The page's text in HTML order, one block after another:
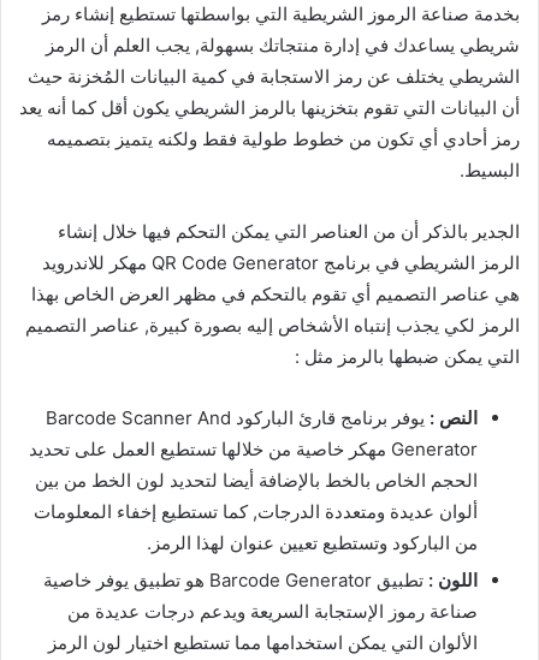
بخدمة صناعة الرموز الشريطية التي بواسطتها تستطيع إنشاء رمز
شريطي يساعدك في إدارة منتجاتك بسهولة, يجب العلم أن الرمز
الشريطي يختلف عن رمز الاستجابة في كمية البيانات المُخزنة حيث
أن البيانات التي تقوم بتخزينها بالرمز الشريطي يكون أقل كما أنه يعد
رمز أحادي أي تكون من خطوط طولية فقط ولكنه يتميز بتصميمه
البسيط.
الجدير بالذكر أن من العناصر التي يمكن التحكم فيها خلال إنشاء
الرمز الشريطي في برنامج QR Code Generator مهكر للاندرويد
هي عناصر التصميم أي تقوم بالتحكم في مظهر العرض الخاص بهذا
الرمز لكي يجذب إنتباه الأشخاص إليه بصورة كبيرة, عناصر التصميم
التي يمكن ضبطها بالرمز مثل :
النص :
يوفر برنامج قارئ الباركود Barcode Scanner And
Generator مهكر خاصية من خلالها تستطيع العمل على تحديد
الحجم الخاص بالخط بالإضافة أيضا لتحديد لون الخط من بين
ألوان عديدة ومتعددة الدرجات, كما تستطيع إخفاء المعلومات
من الباركود وتستطيع تعيين عنوان لهذا الرمز.
اللون :
تطبيق Barcode Generator هو تطبيق يوفر خاصية
صناعة رموز الإستجابة السريعة ويدعم درجات عديدة من
الألوان التي يمكن استخدامها مما تستطيع اختيار لون الرمز